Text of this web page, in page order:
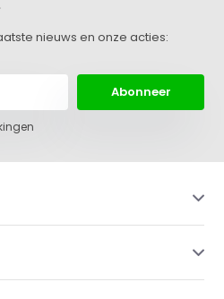
nieuws en onze acties:
Abonneer